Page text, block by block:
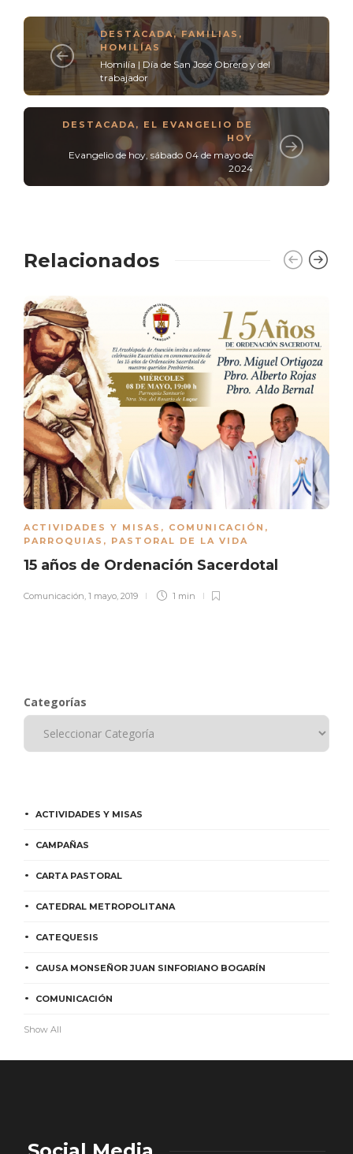
DESTACADA, FAMILIAS ,
HOMILÍAS
Homilía | Día de San José Obrero y del
trabajador
DESTACADA , EL EVANGELIO DE
HOY
Evangelio de hoy, sábado 04 de mayo de
2024
Relacionados
ACTIVIDADES Y MISAS , COMUNICACIÓN ,
PARROQUIAS , PASTORAL DE LA VIDA
15 años de Ordenación Sacerdotal
Comunicación, 1 mayo, 2019 1 min
Categorías
ACTIVIDADES Y MISAS
CAMPAÑAS
CARTA PASTORAL
CATEDRAL METROPOLITANA
CATEQUESIS
CAUSA MONSEÑOR JUAN SINFORIANO BOGARÍN
COMUNICACIÓN
Show All